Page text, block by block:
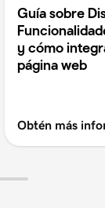
Guía sobre
y cómo
página web
Obtén más